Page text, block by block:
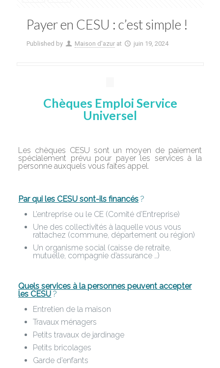
Payer en CESU : c’est simple !
Published by Maison d'azur at juin 19, 2024
Chèques Emploi Service
Universel
Les chèques CESU sont un moyen de paiement
spécialement prévu pour payer les services à la
personne auxquels vous faites appel.
Par qui les CESU sont-ils financés ?
L’entreprise ou le CE (Comité d’Entreprise)
Une des collectivités à laquelle vous vous
rattachez (commune, département ou région)
Un organisme social (caisse de retraite,
mutuelle, compagnie d’assurance …)
Quels services à la personnes peuvent accepter
les CESU ?
Entretien de la maison
Travaux ménagers
Petits travaux de jardinage
Petits bricolages
Garde d’enfants